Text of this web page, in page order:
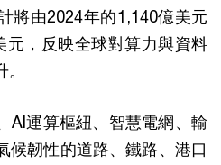
將由2024年的1,140億美元
元，反映全球對算力與資料
AI運算樞紐、智慧電網、輸
候韌性的道路、鐵路、港口